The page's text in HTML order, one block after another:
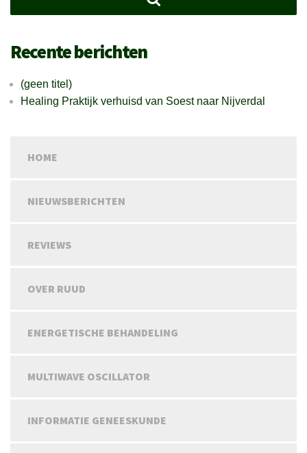
Recente berichten
(geen titel)
Healing Praktijk verhuisd van Soest naar Nijverdal
HOME
NIEUWSBERICHTEN
REVIEWS
OVER RUUD
ENERGETISCHE BEHANDELING
MULTIWAVE OSCILLATOR
INFORMATIE GENEESKUNDE